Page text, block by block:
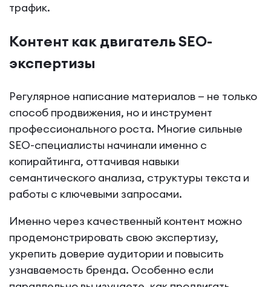
трафик.
Контент как двигатель SEO-
экспертизы
Регулярное написание материалов — не только
способ продвижения, но и инструмент
профессионального роста. Многие сильные
SEO-специалисты начинали именно с
копирайтинга, оттачивая навыки
семантического анализа, структуры текста и
работы с ключевыми запросами.
Именно через качественный контент можно
продемонстрировать свою экспертизу,
укрепить доверие аудитории и повысить
узнаваемость бренда. Особенно если